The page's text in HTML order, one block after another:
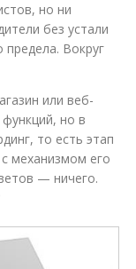
но ни
без устали
предела. Вокруг
или веб-
но в
то есть этап
механизмом его
— ничего.